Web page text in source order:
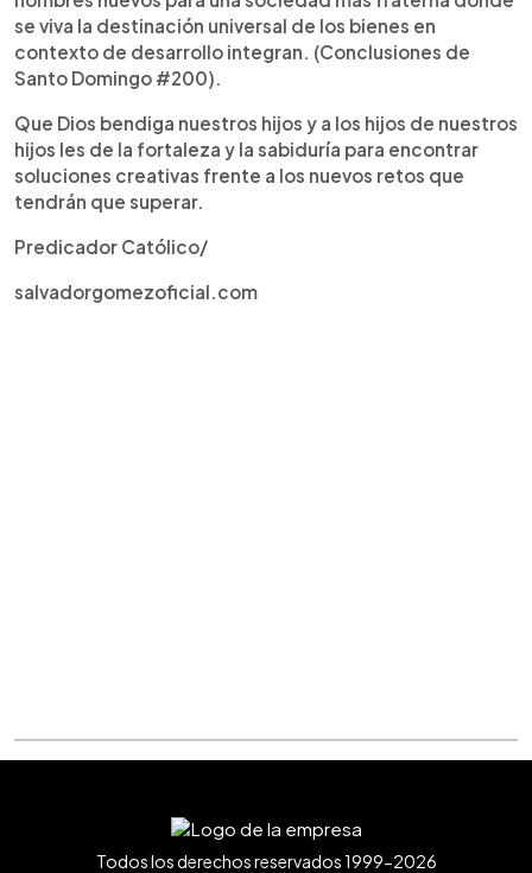
se viva la destinación universal de los bienes en
contexto de desarrollo integran. (Conclusiones de
Santo Domingo #200).
Que Dios bendiga nuestros hijos y a los hijos de nuestros
hijos les de la fortaleza y la sabiduría para encontrar
soluciones creativas frente a los nuevos retos que
tendrán que superar.
Predicador Católico/
salvadorgomezoficial.com
Todos los derechos reservados 1999-2026